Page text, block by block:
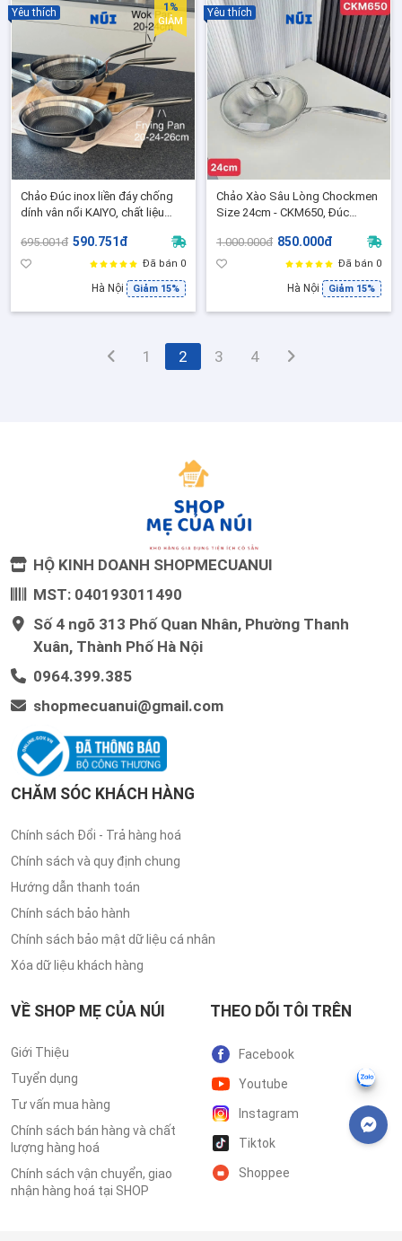
Chảo Đúc inox liền đáy chống
dính vân nổi KAIYO, chất liệu
khoẻ - Hàng chính hãng
695.001đ 590.751đ
Đã bán 0
Hà Nội Giảm 15%
Yêu thích 1%
GIẢM
Chảo Xào Sâu Lòng Chockmen
Size 24cm - CKM650, Đúc
kính đi kèm
1.000.000đ 850.000đ
Đã bán 0
Hà Nội Giảm 15%
Yêu thích
1 2 3 4
HỘ KINH DOANH SHOPMECUANUI
MST: 040193011490
Số 4 ngõ 313 Phố Quan Nhân, Phường Thanh
Xuân, Thành Phố Hà Nội
0964.399.385
shopmecuanui@gmail.com
CHĂM SÓC KHÁCH HÀNG
Chính sách Đổi - Trả hàng hoá
Chính sách và quy định chung
Hướng dẫn thanh toán
Chính sách bảo hành
Chính sách bảo mật dữ liệu cá nhân
Xóa dữ liệu khách hàng
VỀ SHOP MẸ CỦA NÚI
Giới Thiệu
Tuyển dụng
Tư vấn mua hàng
Chính sách bán hàng và chất
lượng hàng hoá
Chính sách vận chuyển, giao
nhận hàng hoá tại SHOP
THEO DÕI TÔI TRÊN
Facebook
Youtube
Instagram
Tiktok
Shoppee